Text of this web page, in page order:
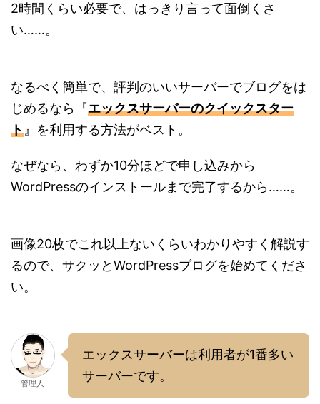
2時間くらい必要で、はっきり言って面倒くさ
い……。
なるべく簡単で、評判のいいサーバーでブログをは
じめるなら『エックスサーバーのクイックスター
ト 』を利用する方法がベスト。
なぜなら、わずか10分ほどで申し込みから
WordPressのインストールまで完了するから……。
画像20枚でこれ以上ないくらいわかりやすく解説す
るので、サクッとWordPressブログを始めてくださ
い。
管理人
エックスサーバーは利用者が1番多い
サーバーです。